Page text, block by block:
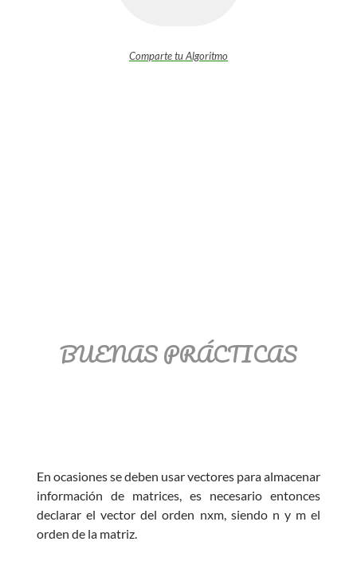
Comparte tu Algoritmo
BUENAS PRÁCTICAS
En ocasiones se deben usar vectores para almacenar
información de matrices, es necesario entonces
declarar el vector del orden nxm, siendo n y m el
orden de la matriz.